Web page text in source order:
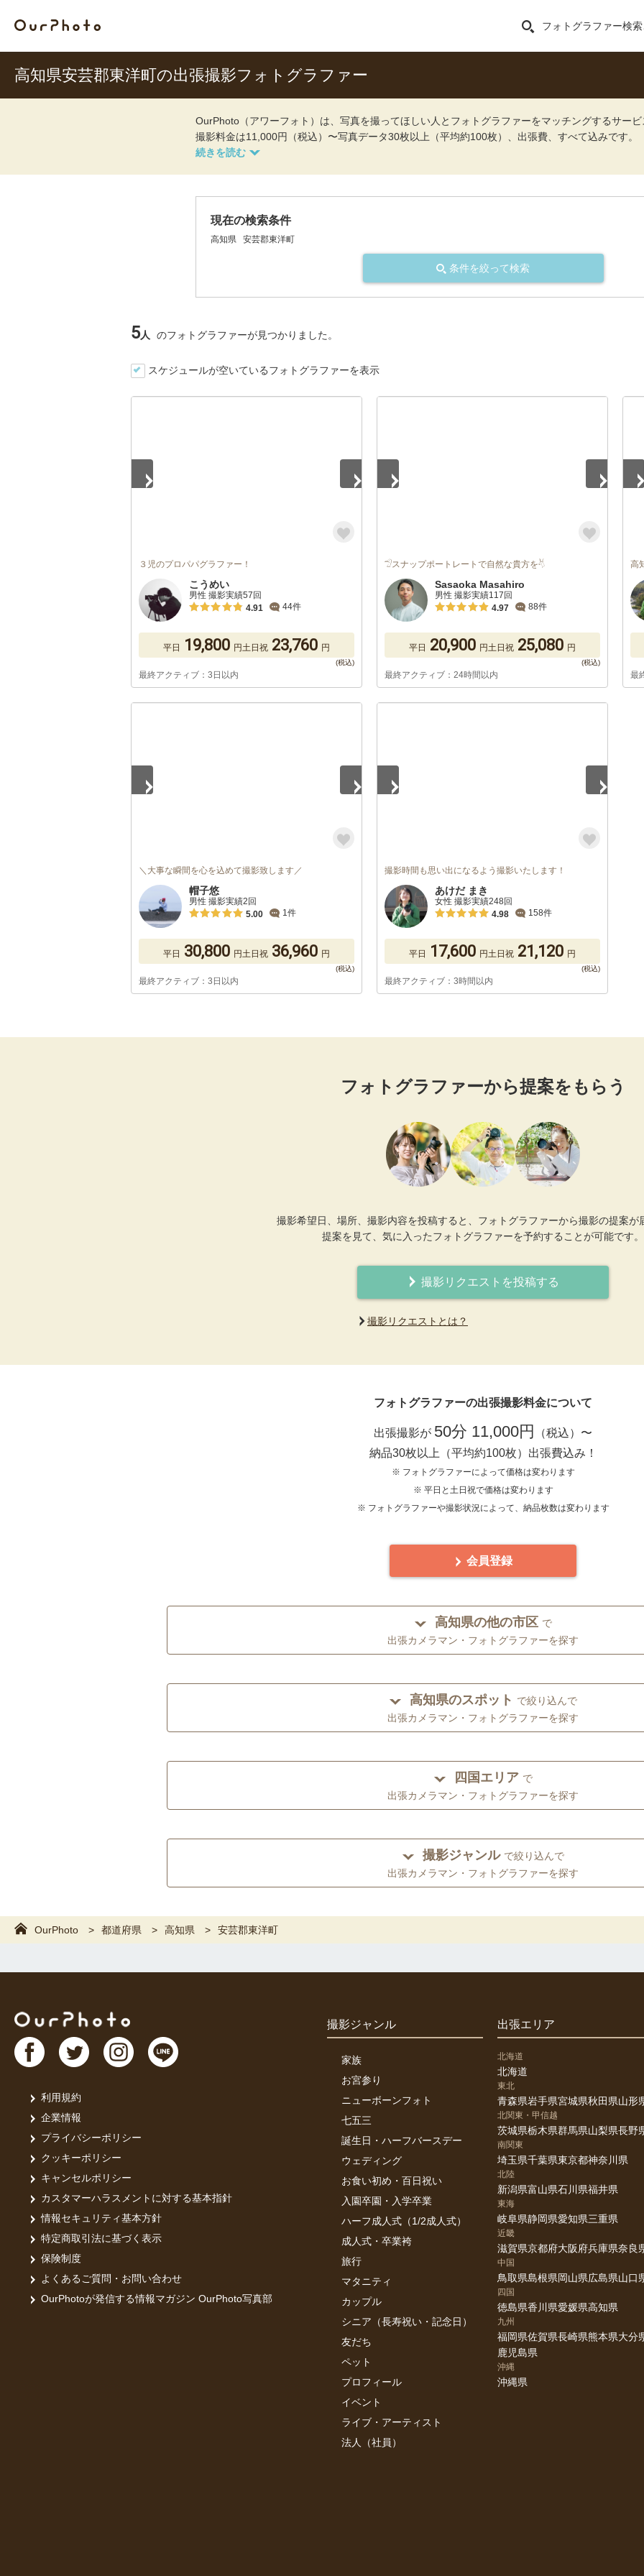
フォトグラファー検索
高知県安芸郡東洋町の出張撮影フォトグラファー
OurPhoto（アワーフォト）は、写真を撮ってほしい人とフォトグラファーをマッチングするサービ
撮影料金は11,000円（税込）〜写真データ30枚以上（平均約100枚）、出張費、すべて込みです。
現在の検索条件
高知県 安芸郡東洋町
条件を絞って検索
5人 のフォトグラファーが見つかりました。
スケジュールが空いているフォトグラファーを表示
３児のプロパパグラファー！
こうめい
男性 撮影実績57回
4.91
44件
平日 19,800 円土日祝 23,760 円
最終アクティブ：3日以内
𓅿スナップポートレートで自然な貴方を𓄃
Sasaoka Masahiro
男性 撮影実績117回
4.97
88件
平日 20,900 円土日祝 25,080 円
最終アクティブ：24時間以内
高
最
＼大事な瞬間を心を込めて撮影致します／
帽子悠
男性 撮影実績2回
5.00
1件
平日 30,800 円土日祝 36,960 円
最終アクティブ：3日以内
撮影時間も思い出になるよう撮影いたします！
あけだ まき
女性 撮影実績248回
4.98
158件
平日 17,600 円土日祝 21,120 円
最終アクティブ：3時間以内
フォトグラファーから提案をもらう
撮影希望日、場所、撮影内容を投稿すると、フォトグラファーから撮影の提案が
提案を見て、気に入ったフォトグラファーを予約することが可能です。
撮影リクエストを投稿する
撮影リクエストとは？
フォトグラファーの出張撮影料金について
出張撮影が 50分 11,000円
（税込）〜
納品30枚以上（平均約100枚）出張費込み！
※ フォトグラファーによって価格は変わります
※ 平日と土日祝で価格は変わります
※ フォトグラファーや撮影状況によって、納品枚数は変わります
会員登録
高知県の他の市区 で
出張カメラマン・フォトグラファーを探す
高知県のスポット で絞り込んで
出張カメラマン・フォトグラファーを探す
四国エリア で
出張カメラマン・フォトグラファーを探す
撮影ジャンル で絞り込んで
出張カメラマン・フォトグラファーを探す
OurPhoto 都道府県 高知県 安芸郡東洋町
利用規約
企業情報
プライバシーポリシー
クッキーポリシー
キャンセルポリシー
カスタマーハラスメントに対する基本指針
情報セキュリティ基本方針
特定商取引法に基づく表示
保険制度
よくあるご質問・お問い合わせ
OurPhotoが発信する情報マガジン OurPhoto写真部
撮影ジャンル
家族
お宮参り
ニューボーンフォト
七五三
誕生日・ハーフバースデー
ウェディング
お食い初め・百日祝い
入園卒園・入学卒業
ハーフ成人式（1/2成人式）
成人式・卒業袴
旅行
マタニティ
カップル
シニア（長寿祝い・記念日）
友だち
ペット
プロフィール
イベント
ライブ・アーティスト
法人（社員）
出張エリア
北海道
北海道
東北
青森県岩手県宮城県秋田県山形
北関東・甲信越
茨城県栃木県群馬県山梨県長野
南関東
埼玉県千葉県東京都神奈川県
北陸
新潟県富山県石川県福井県
東海
岐阜県静岡県愛知県三重県
近畿
滋賀県京都府大阪府兵庫県奈良
中国
鳥取県島根県岡山県広島県山口
四国
徳島県香川県愛媛県高知県
九州
福岡県佐賀県長崎県熊本県大分
鹿児島県
沖縄
沖縄県